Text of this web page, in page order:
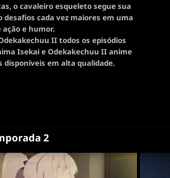
o cavaleiro esqueleto segue sua
cada vez maiores em uma
e humor.
II todos os episódios
Isekai e Odekakechuu II anime
disponíveis em alta qualidade.
2